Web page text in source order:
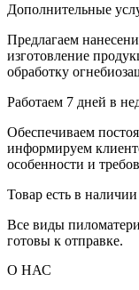
Дополнительные
Предлагаем
изготовление
обработку
Работаем 7 дней в
Обеспечиваем
информируем
особенности и
Товар есть в наличии
Все виды
готовы к отправке.
О НАС